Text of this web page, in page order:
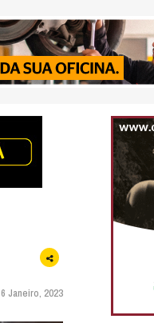
6 Janeiro, 2023